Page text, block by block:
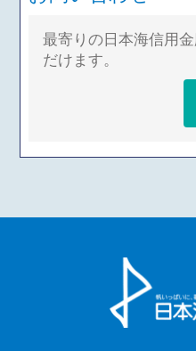
最寄りの日本海信用
だけます。